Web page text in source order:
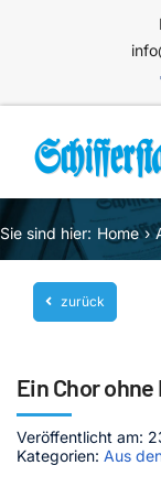
Home
Themen
Blog
Service
Mediathek
Sie sind hier: Home
zurück
Ein Chor
Veröffentlicht am:
Kategorien: Aus